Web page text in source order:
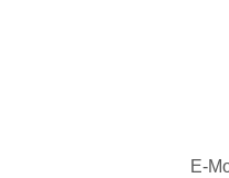
E-